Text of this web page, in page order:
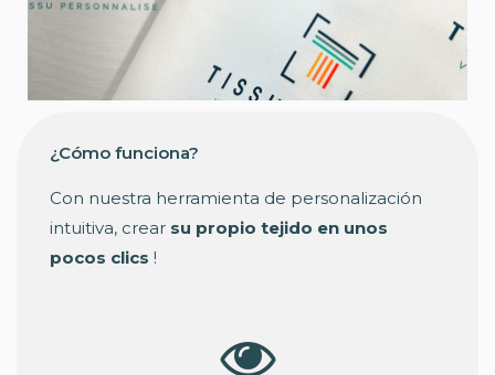
¿Cómo funciona?
Con nuestra herramienta de personalización
intuitiva, crear su propio tejido en unos
pocos clics !